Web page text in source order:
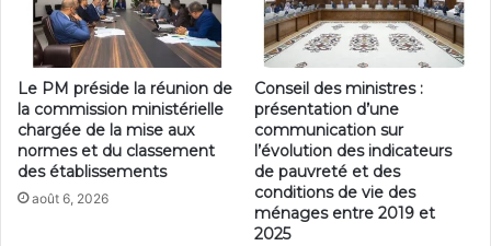
Le PM préside la réunion de
la commission ministérielle
chargée de la mise aux
normes et du classement
des établissements
août 6, 2026
Conseil des ministres :
présentation d’une
communication sur
l’évolution des indicateurs
de pauvreté et des
conditions de vie des
ménages entre 2019 et
2025